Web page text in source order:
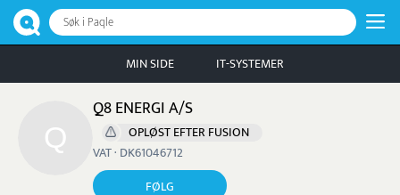
Søk i Paqle
MIN SIDE IT-SYSTEMER
Q8 ENERGI A/S
OPLØST EFTER FUSION
VAT · DK61046712
FØLG